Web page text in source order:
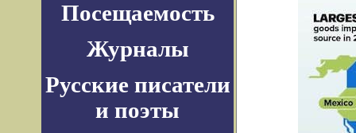
Посещаемость
Журналы
Русские писатели
и поэты